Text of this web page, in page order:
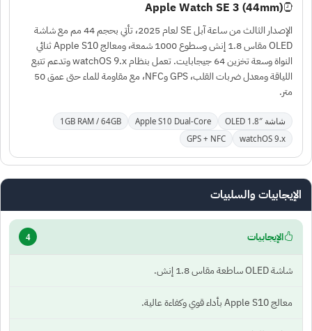
Apple Watch SE 3 (44mm)
الإصدار الثالث من ساعة آبل SE لعام 2025، تأتي بحجم 44 مم مع شاشة
OLED مقاس 1.8 إنش وسطوع 1000 شمعة، ومعالج Apple S10 ثنائي
النواة وسعة تخزين 64 جيجابايت. تعمل بنظام watchOS 9.x وتدعم تتبع
اللياقة ومعدل ضربات القلب، GPS وNFC، مع مقاومة للماء حتى عمق 50
متر.
شاشة OLED 1.8″ Apple S10 Dual-Core
1GB RAM / 64GB
watchOS 9.x
GPS + NFC
الإيجابيات والسلبيات
الإيجابيات 4
شاشة OLED ساطعة مقاس 1.8 إنش.
معالج Apple S10 بأداء قوي وكفاءة عالية.